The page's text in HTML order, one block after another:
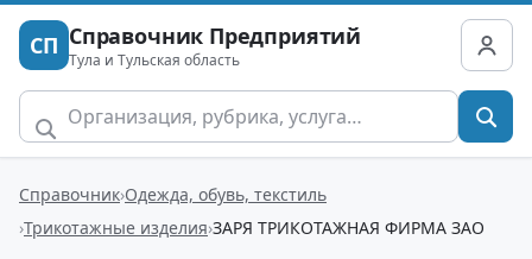
СП Справочник Предприятий
Тула и Тульская область
Справочник Одежда, обувь, текстиль
Трикотажные изделия ЗАРЯ ТРИКОТАЖНАЯ ФИРМА ЗАО